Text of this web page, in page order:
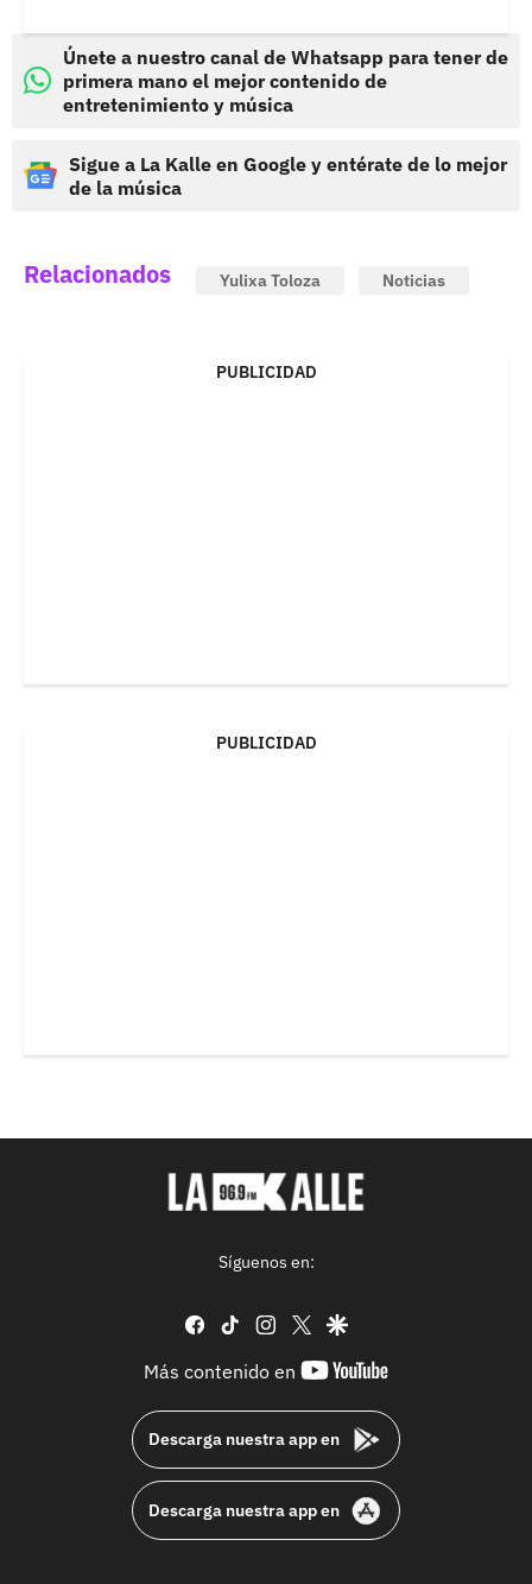
Únete a nuestro canal de Whatsapp para tener de
primera mano el mejor contenido de
entretenimiento y música
Sigue a La Kalle en Google y entérate de lo mejor
de la música
Relacionados Yulixa Toloza Noticias
PUBLICIDAD
PUBLICIDAD
Síguenos en:
facebook
tiktok instagram
twittergoogle
Más contenido en
youtube-
Descarga nuestra app en
Descarga nuestra app en